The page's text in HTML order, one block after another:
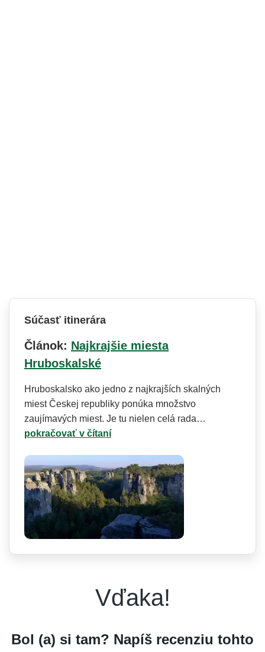
Súčasť itinerára
Článok: Najkrajšie miesta
Hruboskalské
Hruboskalsko ako jedno z najkrajších skalných
miest Českej republiky ponúka množstvo
zaujímavých miest. Je tu nielen celá rada…
pokračovať v čítaní
Vďaka!
Bol (a) si tam? Napíš recenziu tohto